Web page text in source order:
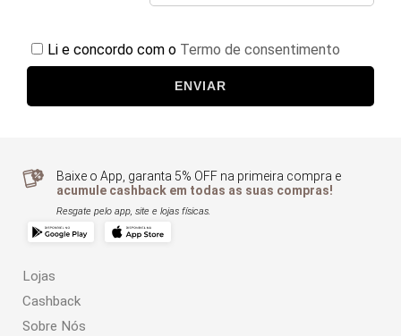
Li e concordo com o Termo de consentimento
ENVIAR
Baixe o App, garanta 5% OFF na primeira compra e
acumule cashback em todas as suas compras!
Resgate pelo app, site e lojas físicas.
Lojas
Cashback
Sobre Nós